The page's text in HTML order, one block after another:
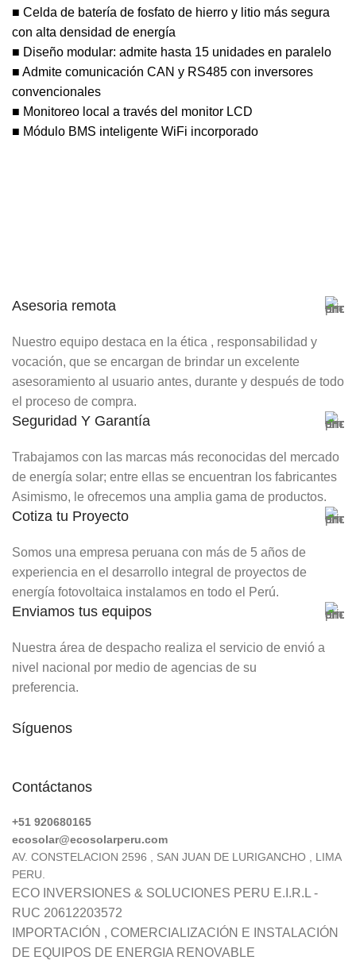
■ Celda de batería de fosfato de hierro y litio más segura
con alta densidad de energía
■ Diseño modular: admite hasta 15 unidades en paralelo
■ Admite comunicación CAN y RS485 con inversores
convencionales
■ Monitoreo local a través del monitor LCD
■ Módulo BMS inteligente WiFi incorporado
Asesoria remota
Nuestro equipo destaca en la ética , responsabilidad y
vocación, que se encargan de brindar un excelente
asesoramiento al usuario antes, durante y después de todo
el proceso de compra.
Seguridad Y Garantía
Trabajamos con las marcas más reconocidas del mercado
de energía solar; entre ellas se encuentran los fabricantes
Asimismo, le ofrecemos una amplia gama de productos.
Cotiza tu Proyecto
Somos una empresa peruana con más de 5 años de
experiencia en el desarrollo integral de proyectos de
energía fotovoltaica instalamos en todo el Perú.
Enviamos tus equipos
Nuestra área de despacho realiza el servicio de envió a
nivel nacional por medio de agencias de su
preferencia.
Síguenos
Contáctanos
+51 920680165
ecosolar@ecosolarperu.com
AV. CONSTELACION 2596 , SAN JUAN DE LURIGANCHO , LIMA
PERU.
ECO INVERSIONES & SOLUCIONES PERU E.I.R.L -
RUC 20612203572
IMPORTACIÓN , COMERCIALIZACIÓN E INSTALACIÓN
DE EQUIPOS DE ENERGIA RENOVABLE